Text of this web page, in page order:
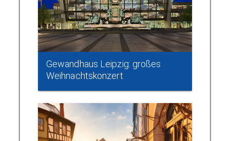
Gewandhaus Leipzig: großes
Weihnachtskonzert